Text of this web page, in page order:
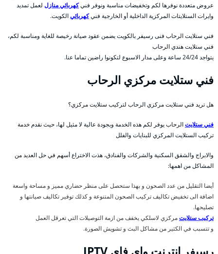
عروض متعددة نوفرها لكم وتخفيضات مناسبة ونوفر فنيكهربائي منازل لعمل تمديد
وايرات الستلايتات المركزية الداخلية أو الخارجية فنيكهربائيالكويت.
فني ستلايت الرحاب فنى رسيفر بالكويت يضمن عقود صيانة رخيصة للغاية ومناسبة لكم،
فني ستلايت هندي الرحاب
يتواجد 24/24 ساعة وعلى مدار الاسبوع لتكونوا راضين تماما عنا.
فني ستلايت مركزي الرحاب
هل تريد فني ستلايت مركزي الرحاب لتركيب ستلايت مركزي؟
فني ستلايتالرحاب يوفر لكم هذه الخدمة وبجودة عالية لا مثيل لها، حيث نقدم خدمة
تركيب الستلايت المركزي للبنايات والفلل
والابراج والشقق السكنية والشركات والفنادق، هذت الاختراع أسهم في حل العديد من
المشاكل من اهمها:
أيضا التقليل من عدد الصحون و بهذا ستحصل على منظر حضاري مميز و مساحة واسعة
اضافة الى تخفيض تكاليف تركيب الصحون المتنوعة و كذلك توفير تكاليف صيانتها و
تصليحها.
تركيب ستلايتمركزي لاسلكي يخفف من ازمة التوصيلات التي تعرقل العمل
و تتسبب في الكثير من مشاكل البث و تشويش الصورة.